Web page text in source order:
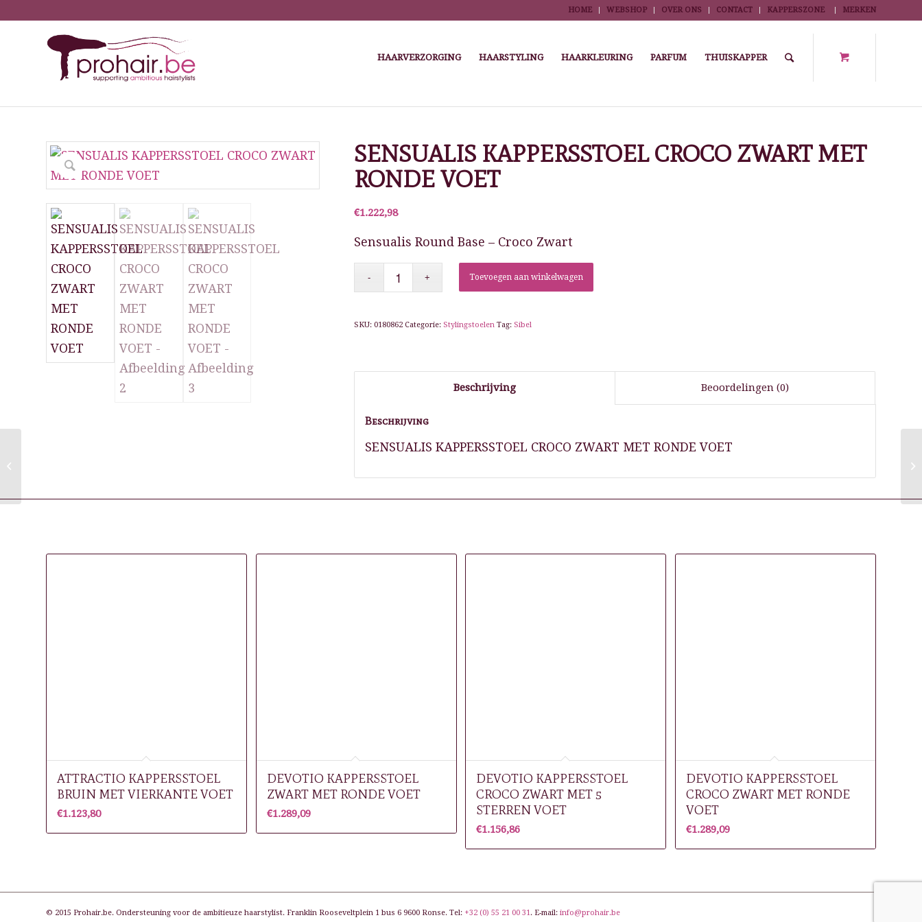
HOME WEBSHOP OVER ONS CONTACT KAPPERSZONE MERKEN
HAARVERZORGING HAARSTYLING HAARKLEURING PARFUM THUISKAPPER
SENSUALIS KAPPERSSTOEL CROCO ZWART MET
RONDE VOET
€1.222,98
Sensualis Round Base – Croco Zwart
Toevoegen aan winkelwagen
SKU: 0180862 Categorie:Stylingstoelen Tag:Sibel
Beschrijving Beoordelingen (0)
Beschrijving
SENSUALIS KAPPERSSTOEL CROCO ZWART MET RONDE VOET
ATTRACTIO KAPPERSSTOEL
BRUIN MET VIERKANTE VOET
€1.123,80
DEVOTIO KAPPERSSTOEL
ZWART MET RONDE VOET
€1.289,09
DEVOTIO KAPPERSSTOEL
CROCO ZWART MET 5
STERREN VOET
€1.156,86
DEVOTIO KAPPERSSTOEL
CROCO ZWART MET RONDE
VOET
€1.289,09
© 2015 Prohair.be. Ondersteuning voor de ambitieuze haarstylist. Franklin Rooseveltplein 1 bus 6 9600 Ronse. Tel: +32 (0) 55 21 00 31. E-mail: info@prohair.be